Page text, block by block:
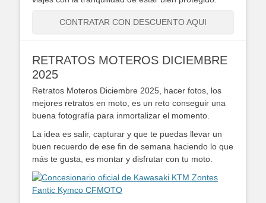
CONTRATAR CON DESCUENTO AQUI
RETRATOS MOTEROS DICIEMBRE
2025
Retratos Moteros Diciembre 2025, hacer fotos, los
mejores retratos en moto, es un reto conseguir una
buena fotografía para inmortalizar el momento.
La idea es salir, capturar y que te puedas llevar un
buen recuerdo de ese fin de semana haciendo lo que
más te gusta, es montar y disfrutar con tu moto.